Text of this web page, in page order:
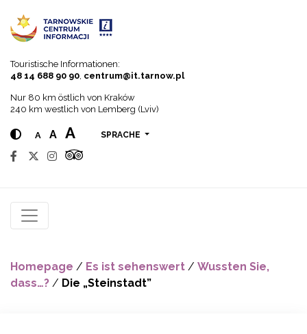
Touristische Informationen:
48 14 688 90 90 centrum@it.tarnow.pl
Nur 80 km östlich von Kraków
240 km westlich von Lemberg (Lviv)
A A A SPRACHE
Homepage / Es ist sehenswert / Wussten Sie,
dass…? / Die „Steinstadt”